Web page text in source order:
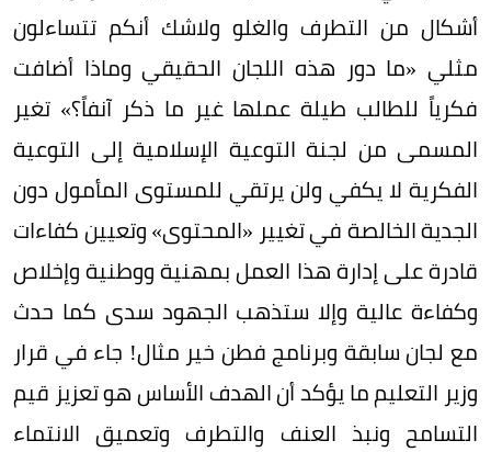
أشكال من التطرف والغلو ولاشك أنكم تتساءلون
مثلي «ما دور هذه اللجان الحقيقي وماذا أضافت
فكرياً للطالب طيلة عملها غير ما ذكر آنفاً؟» تغير
المسمى من لجنة التوعية الإسلامية إلى التوعية
الفكرية لا يكفي ولن يرتقي للمستوى المأمول دون
الجدية الخالصة في تغيير «المحتوى» وتعيين كفاءات
قادرة على إدارة هذا العمل بمهنية ووطنية وإخلاص
وكفاءة عالية وإلا ستذهب الجهود سدى كما حدث
مع لجان سابقة وبرنامج فطن خير مثال! جاء في قرار
وزير التعليم ما يؤكد أن الهدف الأساس هو تعزيز قيم
التسامح ونبذ العنف والتطرف وتعميق الانتماء